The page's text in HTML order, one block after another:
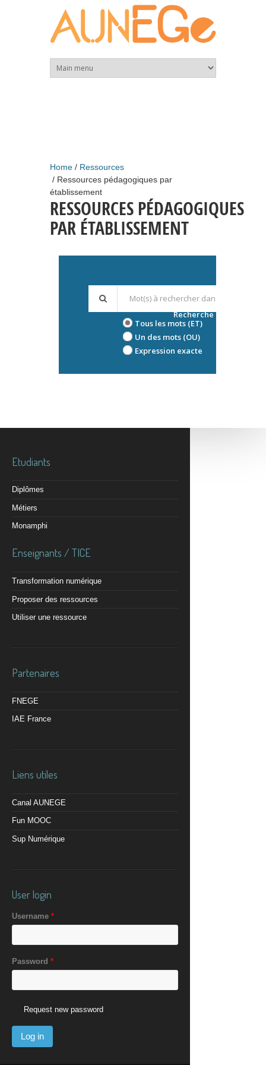
Home
Ressources
Ressources pédagogiques par
établissement
RESSOURCES PÉDAGOGIQUES
PAR ÉTABLISSEMENT
Tous les mots (ET)
Un des mots (OU)
Expression exacte
Recherche avancée
Etudiants
Diplômes
Métiers
Monamphi
Enseignants / TICE
Transformation numérique
Proposer des ressources
Utiliser une ressource
Partenaires
FNEGE
IAE France
Liens utiles
Canal AUNEGE
Fun MOOC
Sup Numérique
User login
Username *
Password *
Request new password